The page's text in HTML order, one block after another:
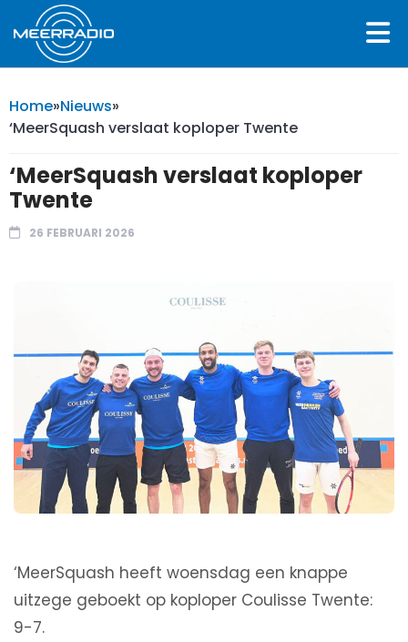
Home»Nieuws»
‘MeerSquash verslaat koploper Twente
‘MeerSquash verslaat koploper
Twente
26 FEBRUARI 2026
‘MeerSquash heeft woensdag een knappe
uitzege geboekt op koploper Coulisse Twente:
9-7.